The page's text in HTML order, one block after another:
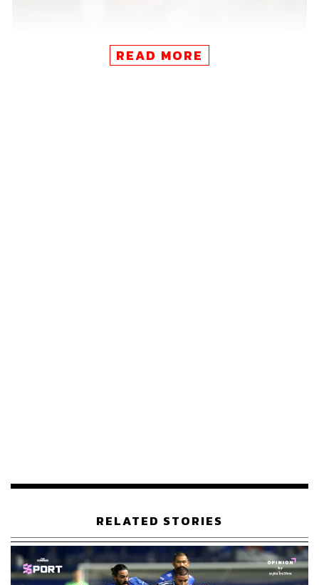
ยังแปลว่ามีอะไรเยอะเลย แล้วพี่จะไปตามหาอะไรอีก พี่ไม่
ในสิ่งที่พี่อยากจะทำอย่างนี้ต่อไป
เหนื่อยไหม สิ่งที่เธอทำอยู่…
READ MORE
RELATED STORIES